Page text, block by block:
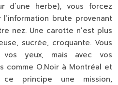
d’une herbe), vous forcez
brute provenant
nez. Une carotte n’est plus
sucrée, croquante. Vous
yeux, mais avec vos
comme O.Noir à Montréal et
principe une mission,